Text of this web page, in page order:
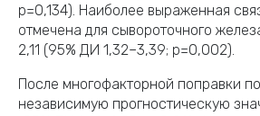
p=0,134). Наиболее выраженная
отмечена для сывороточного
2,11 (95% ДИ 1,32–3,39; p=0,002).
После многофакторной поправки
независимую прогностическую